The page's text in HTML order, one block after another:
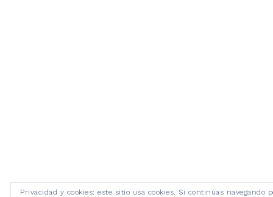
Privacidad y cookies: este sitio usa cookies. Si continúas navegando